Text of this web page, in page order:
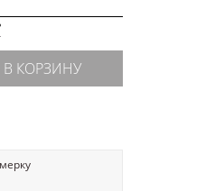
В КОРЗИНУ